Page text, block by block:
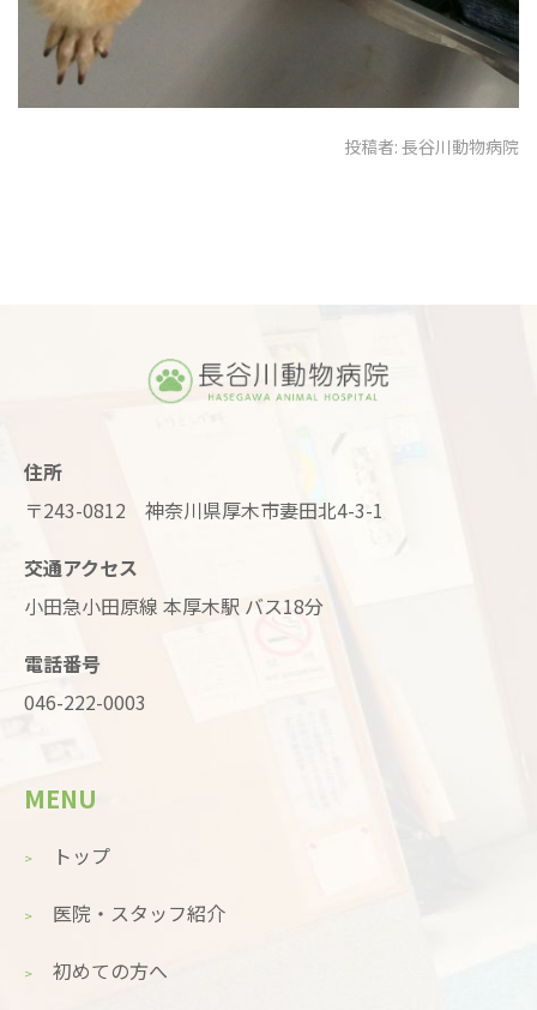
投稿者: 長谷川動物病院
住所
〒243-0812 神奈川県厚木市妻田北4-3-1
交通アクセス
小田急小田原線 本厚木駅 バス18分
電話番号
046-222-0003
MENU
トップ
医院・スタッフ紹介
初めての方へ